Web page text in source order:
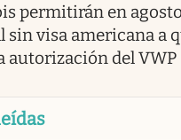
permitirán en
sin visa americana a
autorización del VWP